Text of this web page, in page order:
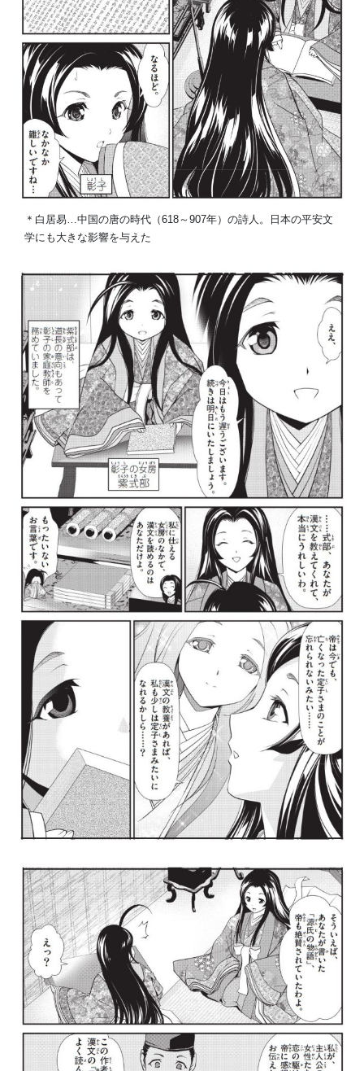
＊白居易…中国の唐の時代（618～907年）の詩人。日本の平安文
学にも大きな影響を与えた